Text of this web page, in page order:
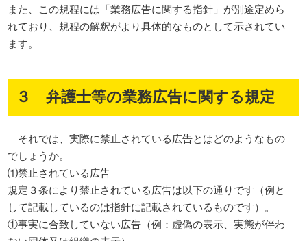
また、この規程には「業務広告に関する指針」が別途定めら
れており、規程の解釈がより具体的なものとして示されてい
ます。
３ 弁護士等の業務広告に関する規定
それでは、実際に禁止されている広告とはどのようなもの
でしょうか。
⑴禁止されている広告
規定３条により禁止されている広告は以下の通りです（例と
して記載しているのは指針に記載されているものです）。
①事実に合致していない広告（例：虚偽の表示、実態が伴わ